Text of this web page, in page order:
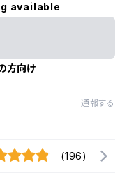
available
方向け
通報する
(196)